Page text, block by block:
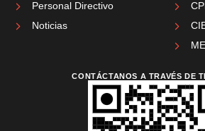
Personal Directivo
Noticias
CONTÁCTANOS A TRAVÉS DE